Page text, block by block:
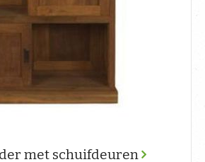
met schuifdeuren